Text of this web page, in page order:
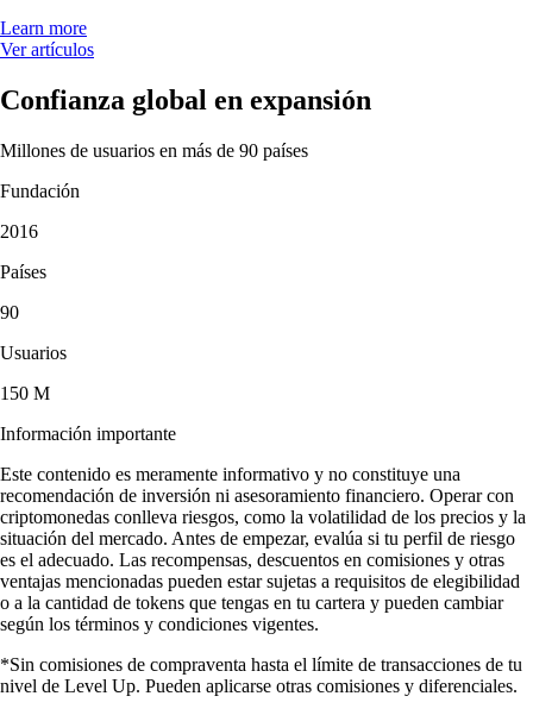
Learn more
Ver artículos
Confianza global en expansión
Millones de usuarios en más de 90 países
Fundación
2016
Países
90
Usuarios
150 M
Información importante
Este contenido es meramente informativo y no constituye una
recomendación de inversión ni asesoramiento financiero. Operar con
criptomonedas conlleva riesgos, como la volatilidad de los precios y la
situación del mercado. Antes de empezar, evalúa si tu perfil de riesgo
es el adecuado. Las recompensas, descuentos en comisiones y otras
ventajas mencionadas pueden estar sujetas a requisitos de elegibilidad
o a la cantidad de tokens que tengas en tu cartera y pueden cambiar
según los términos y condiciones vigentes.
*Sin comisiones de compraventa hasta el límite de transacciones de tu
nivel de Level Up. Pueden aplicarse otras comisiones y diferenciales.